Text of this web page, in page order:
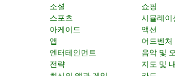
소셜
쇼핑
스포츠
시뮬레이
아케이드
액션
앱
어드벤처
엔터테인먼트
음악 및
전략
지도 및